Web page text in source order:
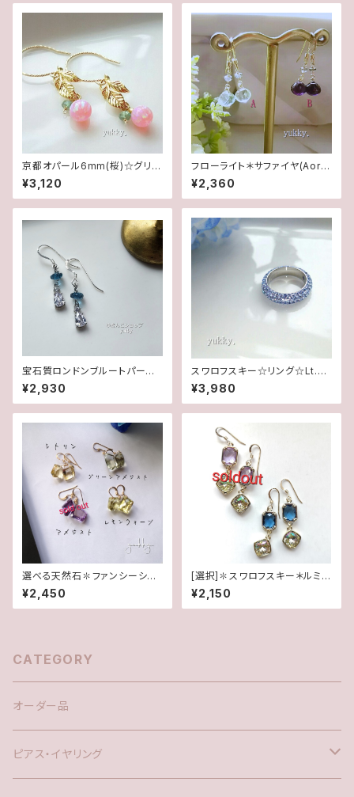
京都オパール6mm(桜)☆グリー
ンアパタイト＊リーフ14Kgfグリ
ッターピアス
¥3,120
フローライト＊サファイヤ(AorB)
1ペア♪14kgfピアス
¥2,360
宝石質ロンドンブルートパーズA
AA✽CZピアス(SF)/イヤリング
¥2,930
スワロフスキー☆リング☆Lt.サ
ファイヤ(11.5号)
¥3,980
選べる天然石✽ファンシーシェ
イプ＊(1ペア)14kgfピアス
¥2,450
[選択]✽スワロフスキー＊ルミナ
スグリーン✽フレームガラス(1ペ
ア)14kgfピアス/イヤリング
¥2,150
CATEGORY
オーダー品
ピアス・イヤリング